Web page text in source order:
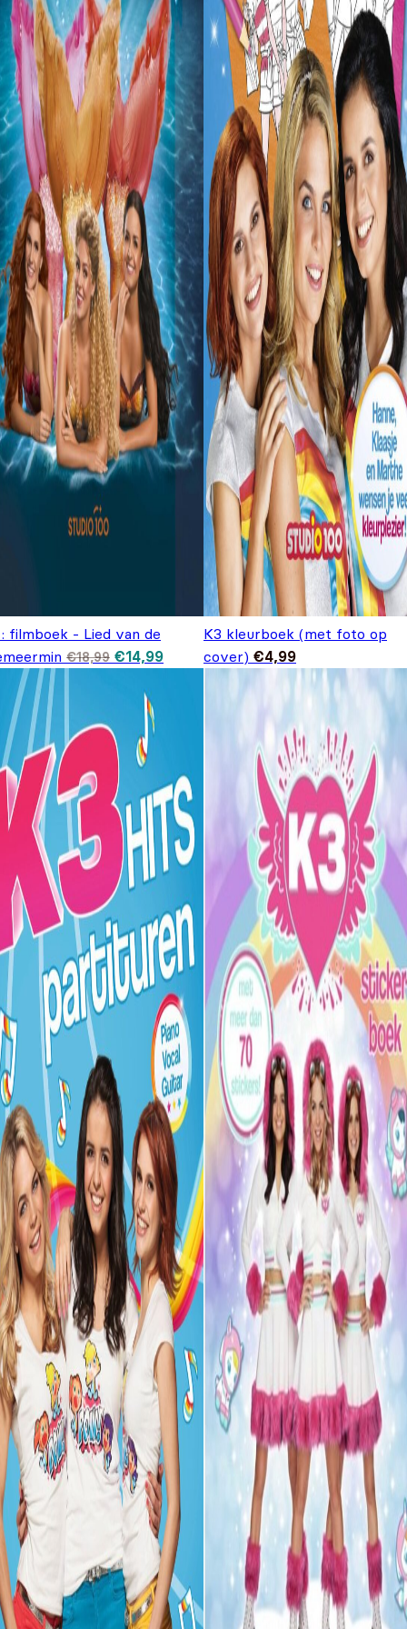
filmboek - Lied van de
€18,99 Oorspronkelijke prijs was: €18,99.
€14,99Huidige prijs is: €14,99.
K3 kleurboek (met foto op
cover) €4,99